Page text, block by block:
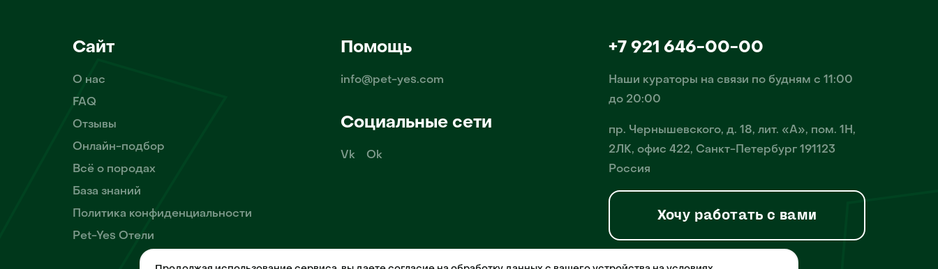
Сайт
О нас
FAQ
Отзывы
Онлайн-подбор
Всё о породах
База знаний
Политика конфиденциальности
Pet-Yes Отели
Помощь
info@pet-yes.com
Социальные сети
Vk Ok
+7 921 646-00-00
Наши кураторы на связи по будням с 11:00
до 20:00
пр. Чернышевского, д. 18, лит. «А», пом. 1Н,
2ЛК, офис 422, Санкт-Петербург 191123
Россия
Хочу работать с вами